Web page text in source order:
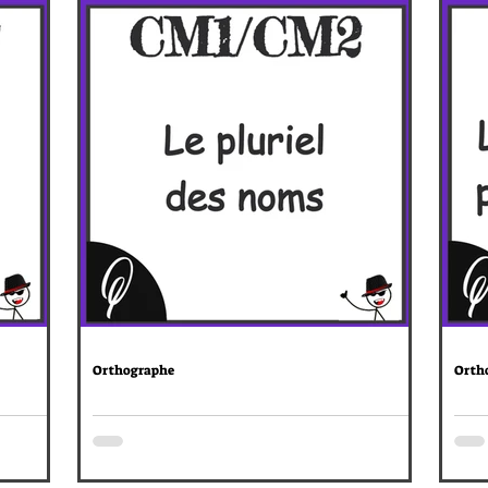
CM1/CM2 : Le pluriel des noms
Orthographe